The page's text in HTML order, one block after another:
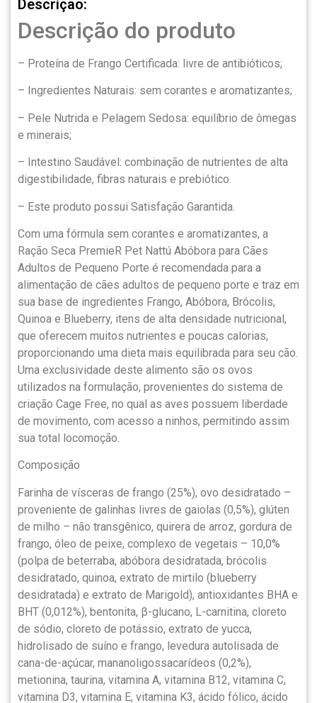
Descrição:
Descrição do produto
– Proteína de Frango Certificada: livre de antibióticos;
– Ingredientes Naturais: sem corantes e aromatizantes;
– Pele Nutrida e Pelagem Sedosa: equilíbrio de ômegas
e minerais;
– Intestino Saudável: combinação de nutrientes de alta
digestibilidade, fibras naturais e prebiótico.
– Este produto possui Satisfação Garantida.
Com uma fórmula sem corantes e aromatizantes, a
Ração Seca PremieR Pet Nattú Abóbora para Cães
Adultos de Pequeno Porte é recomendada para a
alimentação de cães adultos de pequeno porte e traz em
sua base de ingredientes Frango, Abóbora, Brócolis,
Quinoa e Blueberry, itens de alta densidade nutricional,
que oferecem muitos nutrientes e poucas calorias,
proporcionando uma dieta mais equilibrada para seu cão.
Uma exclusividade deste alimento são os ovos
utilizados na formulação, provenientes do sistema de
criação Cage Free, no qual as aves possuem liberdade
de movimento, com acesso a ninhos, permitindo assim
sua total locomoção.
Composição
Farinha de vísceras de frango (25%), ovo desidratado –
proveniente de galinhas livres de gaiolas (0,5%), glúten
de milho – não transgênico, quirera de arroz, gordura de
frango, óleo de peixe, complexo de vegetais – 10,0%
(polpa de beterraba, abóbora desidratada, brócolis
desidratado, quinoa, extrato de mirtilo (blueberry
desidratada) e extrato de Marigold), antioxidantes BHA e
BHT (0,012%), bentonita, β-glucano, L-carnitina, cloreto
de sódio, cloreto de potássio, extrato de yucca,
hidrolisado de suíno e frango, levedura autolisada de
cana-de-açúcar, mananoligossacarídeos (0,2%),
metionina, taurina, vitamina A, vitamina B12, vitamina C,
vitamina D3, vitamina E, vitamina K3, ácido fólico, ácido